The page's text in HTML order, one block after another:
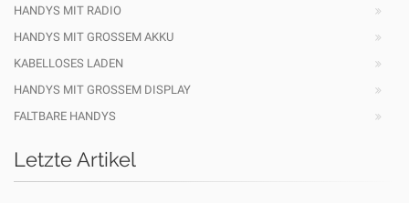
HANDYS MIT RADIO
HANDYS MIT GROSSEM AKKU
KABELLOSES LADEN
HANDYS MIT GROSSEM DISPLAY
FALTBARE HANDYS
Letzte Artikel